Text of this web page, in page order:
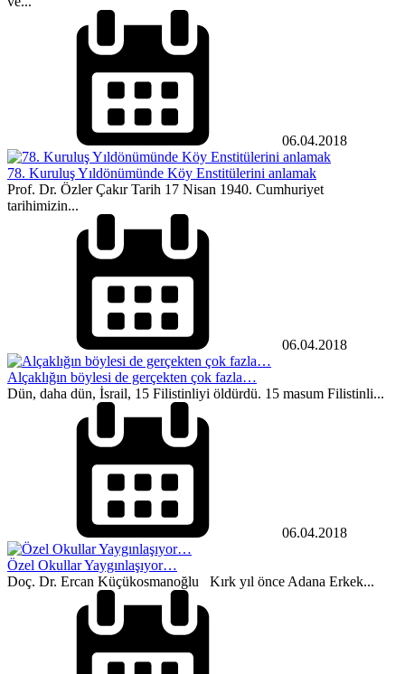
06.04.2018
78. Kuruluş Yıldönümünde Köy Enstitülerini anlamak
Prof. Dr. Özler Çakır Tarih 17 Nisan 1940. Cumhuriyet
tarihimizin...
06.04.2018
Alçaklığın böylesi de gerçekten çok fazla…
Dün, daha dün, İsrail, 15 Filistinliyi öldürdü. 15 masum Filistinli...
06.04.2018
Özel Okullar Yaygınlaşıyor…
Doç. Dr. Ercan Küçükosmanoğlu Kırk yıl önce Adana Erkek...